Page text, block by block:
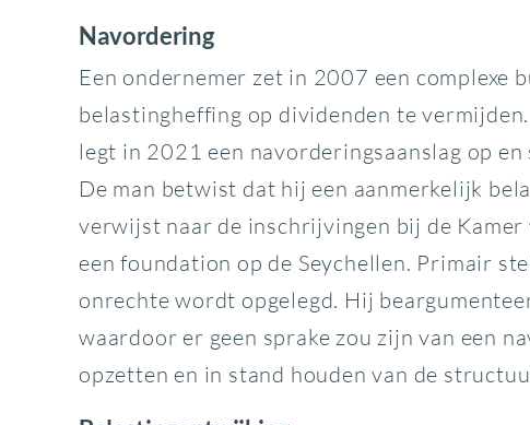
Navordering
Een ondernemer zet in 2007 een
belastingheffing op dividenden te
legt in 2021 een navorderingsaanslag op
De man betwist dat hij een aanmerkelijk
verwijst naar de inschrijvingen bij de
een foundation op de Seychellen. Primair
onrechte wordt opgelegd. Hij
waardoor er geen sprake zou zijn van een
opzetten en in stand houden van de